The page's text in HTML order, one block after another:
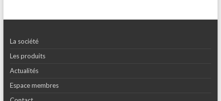
La société
Les produits
Actualités
Espace membres